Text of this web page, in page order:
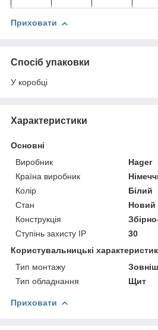
Приховати
Спосіб упаковки
У коробці
Характеристики
Основні
Виробник
Hager
Країна виробник
Колір
Білий
Стан
Новий
Конструкція
Ступінь захисту IP
30
Користувальницькі
Тип монтажу
Тип обладнання
Щит
Приховати